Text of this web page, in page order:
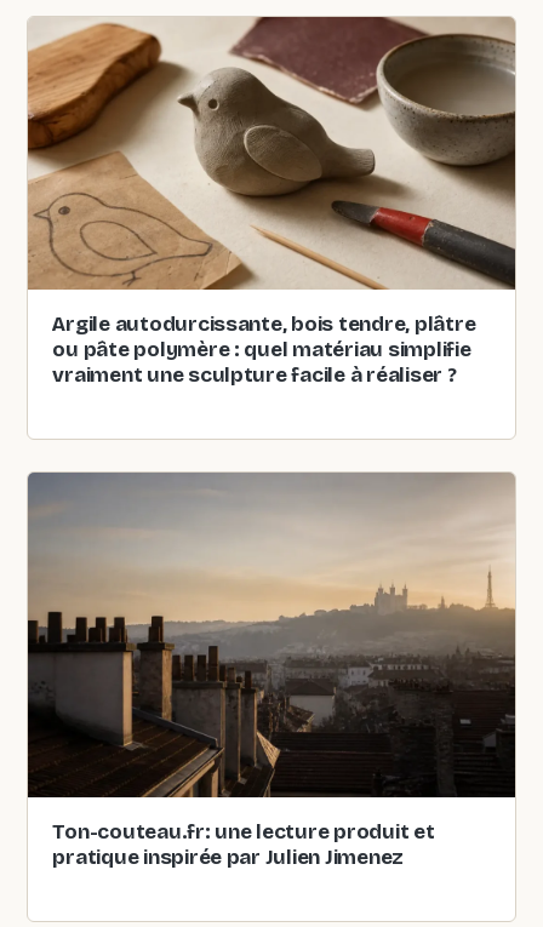
Argile autodurcissante, bois tendre, plâtre
ou pâte polymère : quel matériau simplifie
vraiment une sculpture facile à réaliser ?
Ton-couteau.fr: une lecture produit et
pratique inspirée par Julien Jimenez